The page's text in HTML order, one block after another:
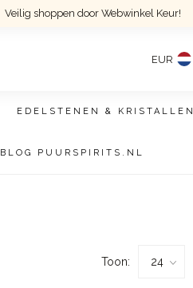
Veilig shoppen door Webwinkel Keur!
EUR
EDELSTENEN & KRISTALLEN
BLOG PUURSPIRITS.NL
Toon: